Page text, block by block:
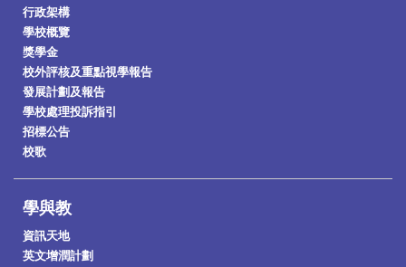
行政架構
學校概覽
獎學金
校外評核及重點視學報告
發展計劃及報告
學校處理投訴指引
招標公告
校歌
學與教
資訊天地
英文增潤計劃